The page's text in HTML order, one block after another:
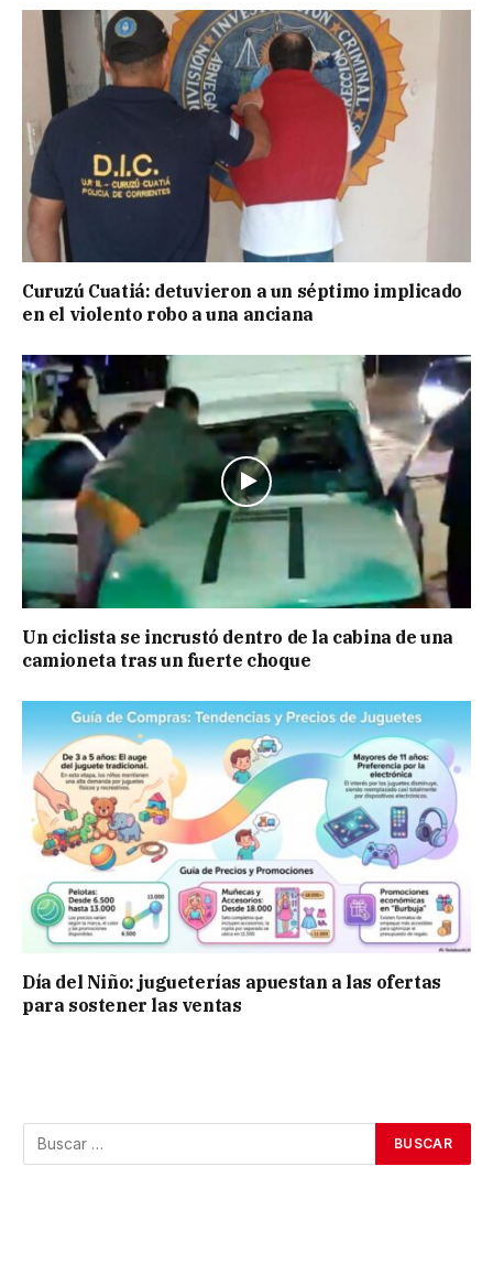
Curuzú Cuatiá: detuvieron a un séptimo implicado
en el violento robo a una anciana
Un ciclista se incrustó dentro de la cabina de una
camioneta tras un fuerte choque
Día del Niño: jugueterías apuestan a las ofertas
para sostener las ventas